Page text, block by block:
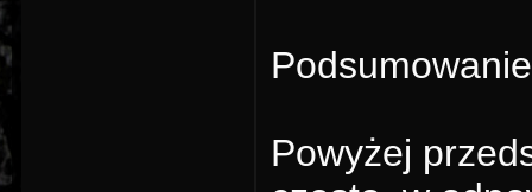
Podsumowanie
Powyżej